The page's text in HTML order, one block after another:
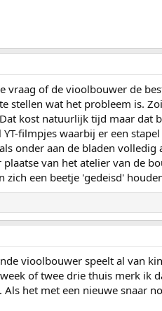
vraag of de vioolbouwer de
stellen wat het probleem is.
kost natuurlijk tijd maar dat
filmpjes waarbij er een
onder aan de bladen
van het atelier van de
zich een beetje 'gedeisd'
vioolbouwer speelt al van
of twee drie thuis merk ik
Als het met een nieuwe snaar